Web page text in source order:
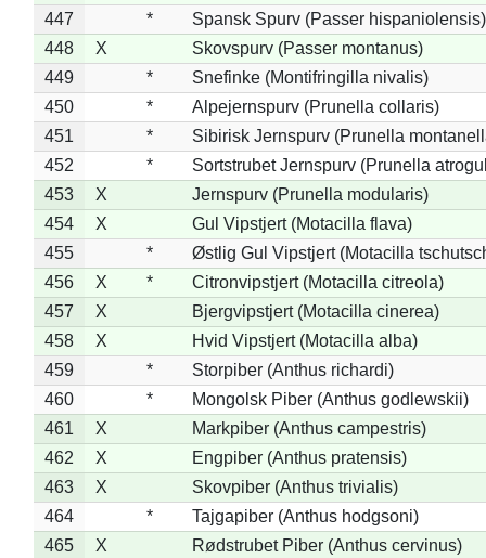
447
*
Spansk Spurv (Passer hispaniolensis)
448
X
Skovspurv (Passer montanus)
449
*
Snefinke (Montifringilla nivalis)
450
*
Alpejernspurv (Prunella collaris)
451
*
Sibirisk Jernspurv (Prunella
452
*
Sortstrubet Jernspurv (Prunella
453
X
Jernspurv (Prunella modularis)
454
X
Gul Vipstjert (Motacilla flava)
455
*
Østlig Gul Vipstjert (Motacilla
456
X *
Citronvipstjert (Motacilla citreola)
457
X
Bjergvipstjert (Motacilla cinerea)
458
X
Hvid Vipstjert (Motacilla alba)
459
*
Storpiber (Anthus richardi)
460
*
Mongolsk Piber (Anthus godlewskii)
461
X
Markpiber (Anthus campestris)
462
X
Engpiber (Anthus pratensis)
463
X
Skovpiber (Anthus trivialis)
464
*
Tajgapiber (Anthus hodgsoni)
465
X
Rødstrubet Piber (Anthus cervinus)